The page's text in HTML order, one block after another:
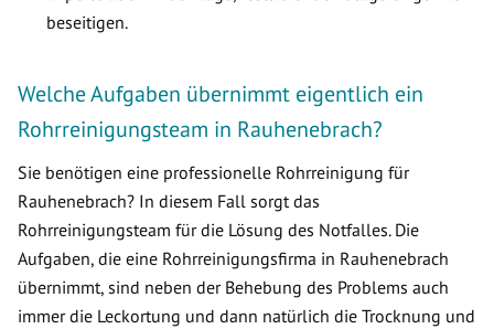
beseitigen.
Welche Aufgaben übernimmt eigentlich ein
Rohrreinigungsteam in Rauhenebrach?
Sie benötigen eine professionelle Rohrreinigung für
Rauhenebrach? In diesem Fall sorgt das
Rohrreinigungsteam für die Lösung des Notfalles. Die
Aufgaben, die eine Rohrreinigungsfirma in Rauhenebrach
übernimmt, sind neben der Behebung des Problems auch
immer die Leckortung und dann natürlich die Trocknung und